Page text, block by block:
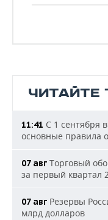
ЧИТАЙТЕ
11:41 С 1 сентября
основные правила
07 авг Торговый
за первый квартал
07 авг Резервы
млрд долларов